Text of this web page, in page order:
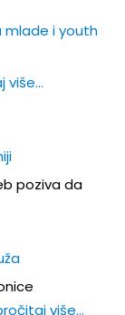
mlade i youth
više…
poziva da
više…